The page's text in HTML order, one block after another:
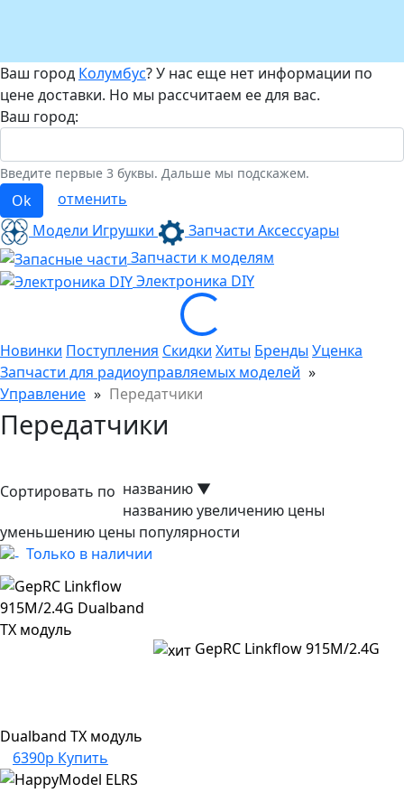
Ваш город Колумбус? У нас еще нет информации по
цене доставки. Но мы рассчитаем ее для вас.
Ваш город:
Введите первые 3 буквы. Дальше мы подскажем.
Ok
отменить
Модели Игрушки
Запчасти Аксессуары
Запчасти к моделям
Электроника DIY
Loading...
Новинки Поступления Скидки Хиты Бренды Уценка
Запчасти для радиоуправляемых моделей »
Управление » Передатчики
Передатчики
Сортировать по названию ▼
названиюувеличению цены
уменьшению цены популярности
Только в наличии
GepRC Linkflow 915M/2.4G
Dualband TX модуль
6390р Купить